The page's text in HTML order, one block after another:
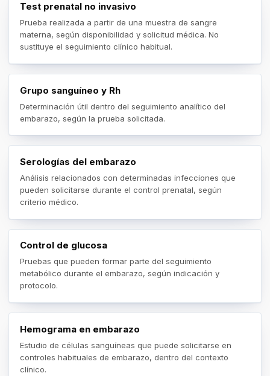
Test prenatal no invasivo
Prueba realizada a partir de una muestra de sangre
materna, según disponibilidad y solicitud médica. No
sustituye el seguimiento clínico habitual.
Grupo sanguíneo y Rh
Determinación útil dentro del seguimiento analítico del
embarazo, según la prueba solicitada.
Serologías del embarazo
Análisis relacionados con determinadas infecciones que
pueden solicitarse durante el control prenatal, según
criterio médico.
Control de glucosa
Pruebas que pueden formar parte del seguimiento
metabólico durante el embarazo, según indicación y
protocolo.
Hemograma en embarazo
Estudio de células sanguíneas que puede solicitarse en
controles habituales de embarazo, dentro del contexto
clínico.